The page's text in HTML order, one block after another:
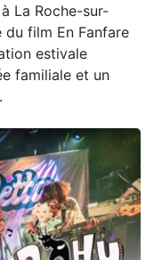
La Roche-sur-
film En Fanfare
estivale
familiale et un